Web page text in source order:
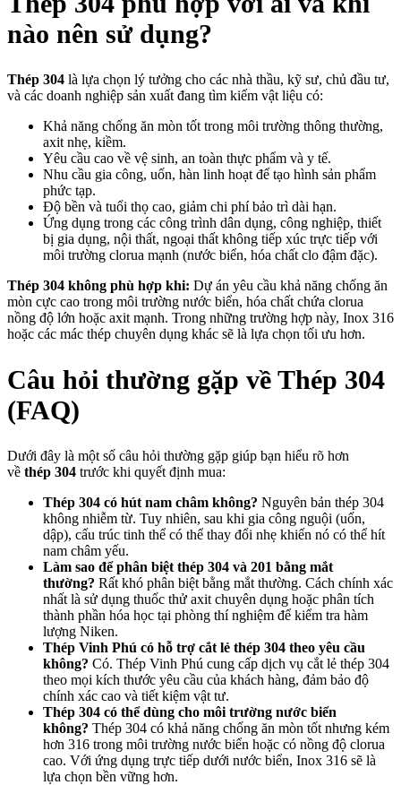
nào nên sử dụng?
Thép 304 là lựa chọn lý tưởng cho các nhà thầu, kỹ sư, chủ đầu tư,
và các doanh nghiệp sản xuất đang tìm kiếm vật liệu có:
Khả năng chống ăn mòn tốt trong môi trường thông thường,
axit nhẹ, kiềm.
Yêu cầu cao về vệ sinh, an toàn thực phẩm và y tế.
Nhu cầu gia công, uốn, hàn linh hoạt để tạo hình sản phẩm
phức tạp.
Độ bền và tuổi thọ cao, giảm chi phí bảo trì dài hạn.
Ứng dụng trong các công trình dân dụng, công nghiệp, thiết
bị gia dụng, nội thất, ngoại thất không tiếp xúc trực tiếp với
môi trường clorua mạnh (nước biển, hóa chất clo đậm đặc).
Thép 304 không phù hợp khi: Dự án yêu cầu khả năng chống ăn
mòn cực cao trong môi trường nước biển, hóa chất chứa clorua
nồng độ lớn hoặc axit mạnh. Trong những trường hợp này, Inox 316
hoặc các mác thép chuyên dụng khác sẽ là lựa chọn tối ưu hơn.
Câu hỏi thường gặp về Thép 304
(FAQ)
Dưới đây là một số câu hỏi thường gặp giúp bạn hiểu rõ hơn
về thép 304 trước khi quyết định mua:
Thép 304 có hút nam châm không? Nguyên bản thép 304
không nhiễm từ. Tuy nhiên, sau khi gia công nguội (uốn,
dập), cấu trúc tinh thể có thể thay đổi nhẹ khiến nó có thể hít
nam châm yếu.
Làm sao để phân biệt thép 304 và 201 bằng mắt
thường? Rất khó phân biệt bằng mắt thường. Cách chính xác
nhất là sử dụng thuốc thử axit chuyên dụng hoặc phân tích
thành phần hóa học tại phòng thí nghiệm để kiểm tra hàm
lượng Niken.
Thép Vinh Phú có hỗ trợ cắt lẻ thép 304 theo yêu cầu
không? Có. Thép Vinh Phú cung cấp dịch vụ cắt lẻ thép 304
theo mọi kích thước yêu cầu của khách hàng, đảm bảo độ
chính xác cao và tiết kiệm vật tư.
Thép 304 có thể dùng cho môi trường nước biển
không? Thép 304 có khả năng chống ăn mòn tốt nhưng kém
hơn 316 trong môi trường nước biển hoặc có nồng độ clorua
cao. Với ứng dụng trực tiếp dưới nước biển, Inox 316 sẽ là
lựa chọn bền vững hơn.